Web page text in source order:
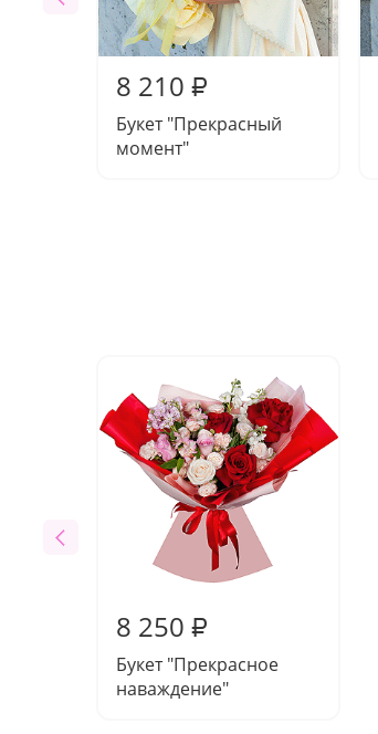
8 210 ₽
Букет "Прекрасный
момент"
8 250 ₽
Букет "Прекрасное
наваждение"